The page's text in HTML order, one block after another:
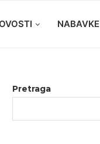
NABAVKE
Pretraga